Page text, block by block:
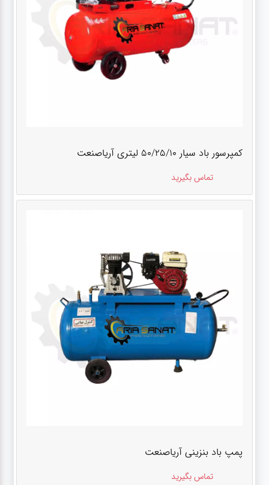
کمپرسور باد سیار ۵۰/۲۵/۱۰ لیتری آریاصنعت
تماس بگیرید
پمپ باد بنزینی آریاصنعت
تماس بگیرید